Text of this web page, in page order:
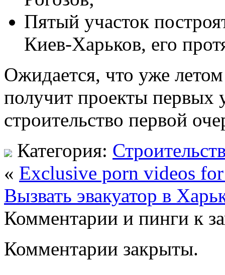
Пятый участок
Киев-Харьков, его
Ожидается, что уже
получит проекты первых
строительство первой
Категория:
« Exclusive porn videos
Вызвать эвакуатор в
Комментарии и пинги к
Комментарии закрыты.